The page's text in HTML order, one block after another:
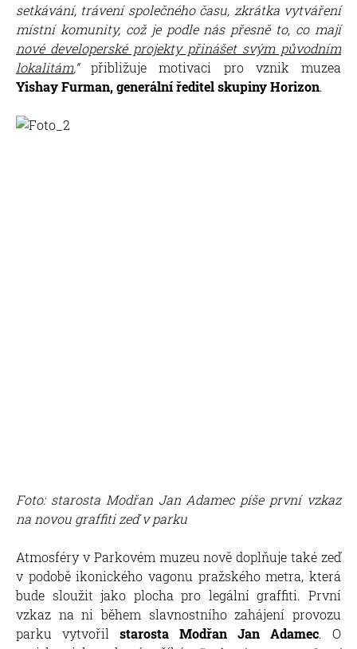
setkávání, trávení společného času, zkrátka vytváření
místní komunity, což je podle nás přesně to, co mají
nové developerské projekty přinášet svým původním
lokalitám,“přibližuje motivaci pro vznik muzea
Yishay Furman, generální ředitel skupiny Horizon.
Foto: starosta Modřan Jan Adamec píše první vzkaz
na novou graffiti zeď v parku
Atmosféry v Parkovém muzeu nově doplňuje také zeď
v podobě ikonického vagonu pražského metra, která
bude sloužit jako plocha pro legální graffiti. První
vzkaz na ni během slavnostního zahájení provozu
parku vytvořil starosta Modřan Jan Adamec. O